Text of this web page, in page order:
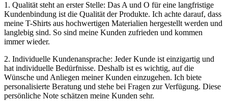
1. Qualität steht an erster Stelle: Das A und O für eine langfristige
Kundenbindung ist die Qualität der Produkte. Ich achte darauf, dass
meine T-Shirts aus hochwertigen Materialien hergestellt werden und
langlebig sind. So sind meine Kunden zufrieden und kommen
immer wieder.
2. Individuelle Kundenansprache: Jeder Kunde ist einzigartig und
hat individuelle Bedürfnisse. Deshalb ist es wichtig, auf die
Wünsche und Anliegen meiner Kunden einzugehen. Ich biete
personalisierte Beratung und stehe bei Fragen zur Verfügung. Diese
persönliche Note schätzen meine Kunden sehr.